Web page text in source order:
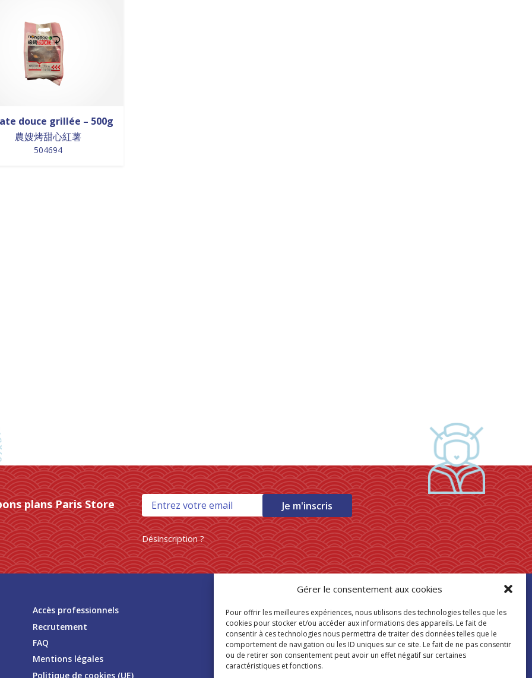
Gérer le consentement aux cookies
Pour offrir les meilleures expériences, nous utilisons des technologies telles que les
cookies pour stocker et/ou accéder aux informations des appareils. Le fait de
consentir à ces technologies nous permettra de traiter des données telles que le
comportement de navigation ou les ID uniques sur ce site. Le fait de ne pas consentir
ou de retirer son consentement peut avoir un effet négatif sur certaines
caractéristiques et fonctions.
douce grillée – 500g
農嫂烤甜心紅薯
504694
plans Paris Store Je m'inscris
Désinscription ?
Accès professionnels
Recrutement
FAQ
Mentions légales
Politique de cookies (UE)
Trouver mon
magasin Paris Store
Où nous trouver